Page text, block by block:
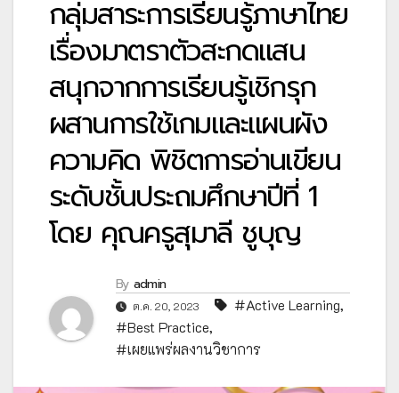
กลุ่มสาระการเรียนรู้ภาษาไทย
เรื่องมาตราตัวสะกดแสน
สนุกจากการเรียนรู้เชิกรุก
ผสานการใช้เกมและแผนผัง
ความคิด พิชิตการอ่านเขียน
ระดับชั้นประถมศึกษาปีที่ 1
โดย คุณครูสุมาลี ชูบุญ
By admin
ต.ค. 20, 2023 #Active Learning,
#Best Practice,
#เผยแพร่ผลงานวิชาการ